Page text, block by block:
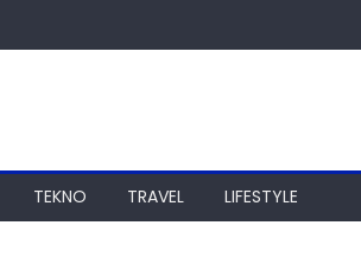
TEKNO TRAVEL LIFESTYLE